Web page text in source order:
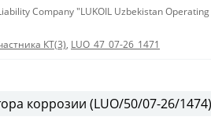
Company "LUKOIL Uzbekistan Operating
КТ(3), LUO_47_07-26_1471
коррозии (LUO/50/07-26/